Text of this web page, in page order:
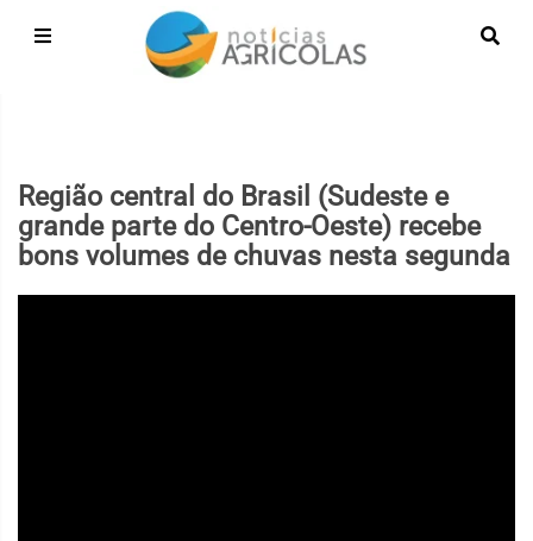
Região central do Brasil (Sudeste e
grande parte do Centro-Oeste) recebe
bons volumes de chuvas nesta segunda